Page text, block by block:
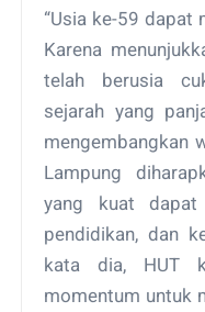
“Usia ke-59 dapat
Karena
telah berusia
sejarah yang
mengembangkan
Lampung
yang kuat dapat
pendidikan, dan
kata dia, HUT
momentum untuk